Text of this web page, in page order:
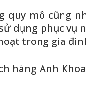
quy mô cũng
dụng phục
trong gia
hàng Anh